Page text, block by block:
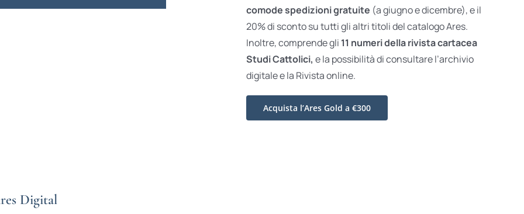
comode spedizioni gratuite (a giugno e dicembre), e il
20% di sconto su tutti gli altri titoli del catalogo Ares.
Inoltre, comprende gli 11 numeri della rivista cartacea
Studi Cattolici, e la possibilità di consultare l’archivio
digitale e la Rivista online.
Acquista l’Ares Gold a €300
Digital